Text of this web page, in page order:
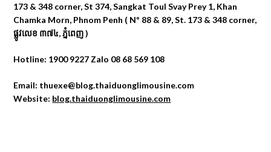
173 & 348 corner, St 374, Sangkat Toul Svay Prey 1, Khan
Chamka Morn, Phnom Penh ( Nº 88 & 89, St. 173 & 348 corner,
ផ្លូវលេខ ៣៧៤, ភ្នំពេញ )
Hotline: 1900 9227 Zalo 08 68 569 108
Email: thuexe@blog.thaiduonglimousine.com
Website: blog.thaiduonglimousine.com